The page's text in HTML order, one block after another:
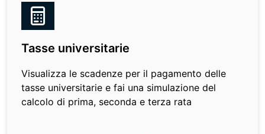
Tasse universitarie
Visualizza le scadenze per il pagamento delle
tasse universitarie e fai una simulazione del
calcolo di prima, seconda e terza rata